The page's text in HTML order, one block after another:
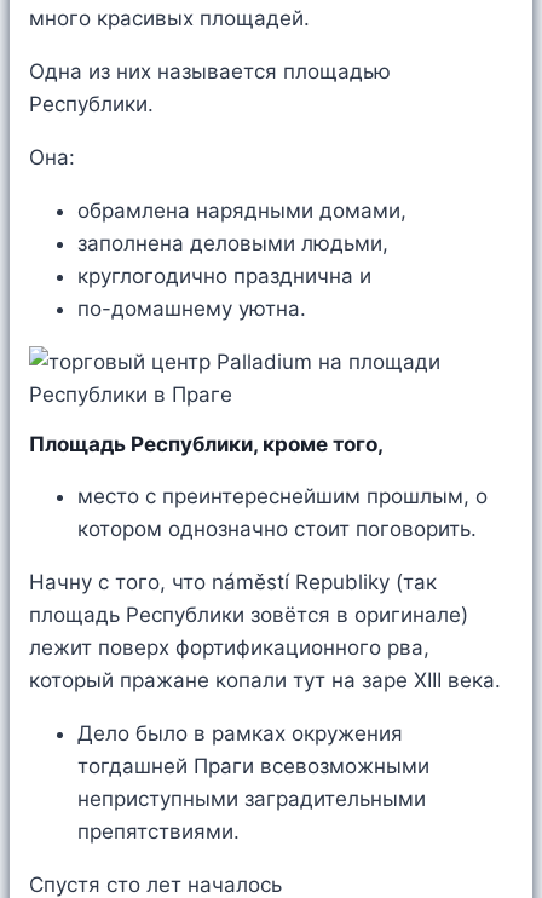
много красивых площадей.
Одна из них называется площадью
Республики.
Она:
обрамлена нарядными домами,
заполнена деловыми людьми,
круглогодично празднична и
по-домашнему уютна.
Площадь Республики, кроме того,
место с преинтереснейшим прошлым, о
котором однозначно стоит поговорить.
Начну с того, что náměstí Republiky (так
площадь Республики зовётся в оригинале)
лежит поверх фортификационного рва,
который пражане копали тут на заре XIII века.
Дело было в рамках окружения
тогдашней Праги всевозможными
неприступными заградительными
препятствиями.
Спустя сто лет началось